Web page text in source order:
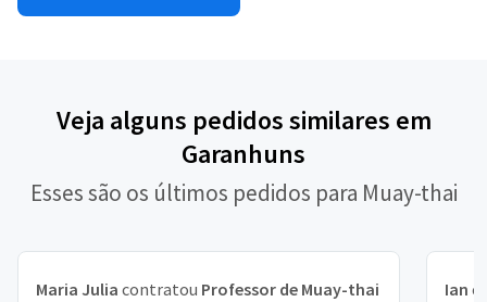
Veja alguns pedidos similares em
Garanhuns
Esses são os últimos pedidos para Muay-thai
Maria Julia contratou Professor de Muay-thai Ian